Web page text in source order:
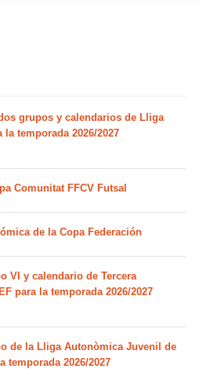
grupos y calendarios de Lliga
la temporada 2026/2027
Comunitat FFCV Futsal
de la Copa Federación
VI y calendario de Tercera
para la temporada 2026/2027
de la Lliga Autonòmica Juvenil de
temporada 2026/2027